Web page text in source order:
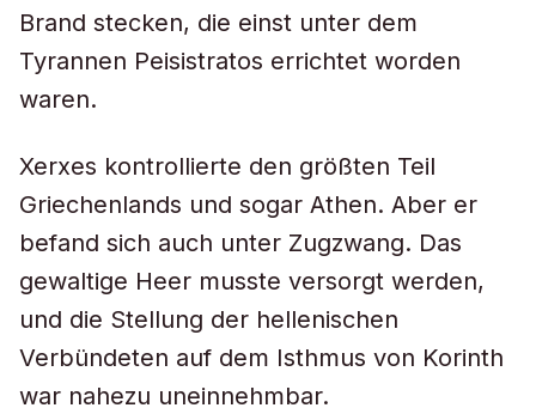
Brand stecken, die einst unter dem
Tyrannen Peisistratos errichtet worden
waren.
Xerxes kontrollierte den größten Teil
Griechenlands und sogar Athen. Aber er
befand sich auch unter Zugzwang. Das
gewaltige Heer musste versorgt werden,
und die Stellung der hellenischen
Verbündeten auf dem Isthmus von Korinth
war nahezu uneinnehmbar.